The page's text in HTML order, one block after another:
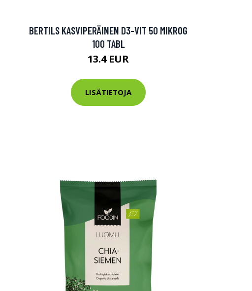
BERTILS KASVIPERÄINEN D3-VIT 50 MIKROG
100 TABL
13.4 EUR
LISÄTIETOJA